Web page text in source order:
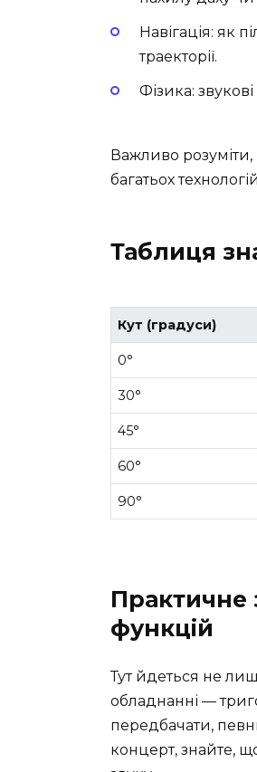
Навігація: як
траекторії.
Фізика:
Важливо
багатьох
Таблиця
Кут (градуси)
0°
30°
45°
60°
90°
Практичне
функцій
Тут йдеться не
обладнанні —
передбачати,
концерт, знайте,